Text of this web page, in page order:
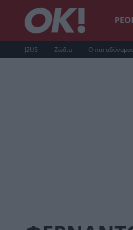
J2US Ζώδια Ο πιο